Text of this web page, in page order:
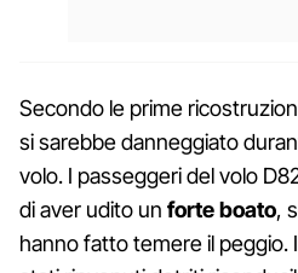
Secondo le prime
si sarebbe danneggiato
volo. I passeggeri del volo
di aver udito un forte boato,
hanno fatto temere il peggio.